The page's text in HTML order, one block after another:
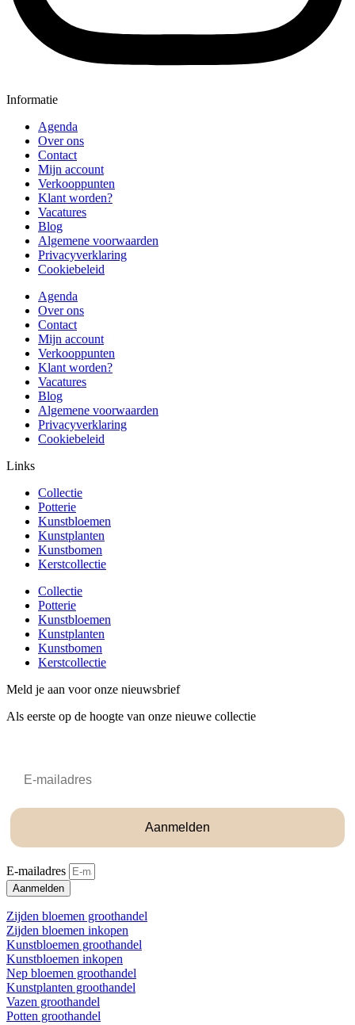
Informatie
Agenda
Over ons
Contact
Mijn account
Verkooppunten
Klant worden?
Vacatures
Blog
Algemene voorwaarden
Privacyverklaring
Cookiebeleid
Agenda
Over ons
Contact
Mijn account
Verkooppunten
Klant worden?
Vacatures
Blog
Algemene voorwaarden
Privacyverklaring
Cookiebeleid
Links
Collectie
Potterie
Kunstbloemen
Kunstplanten
Kunstbomen
Kerstcollectie
Collectie
Potterie
Kunstbloemen
Kunstplanten
Kunstbomen
Kerstcollectie
Meld je aan voor onze nieuwsbrief
Als eerste op de hoogte van onze nieuwe collectie
Aanmelden
E-mailadres
Aanmelden
Zijden bloemen groothandel
Zijden bloemen inkopen
Kunstbloemen groothandel
Kunstbloemen inkopen
Nep bloemen groothandel
Kunstplanten groothandel
Vazen groothandel
Potten groothandel